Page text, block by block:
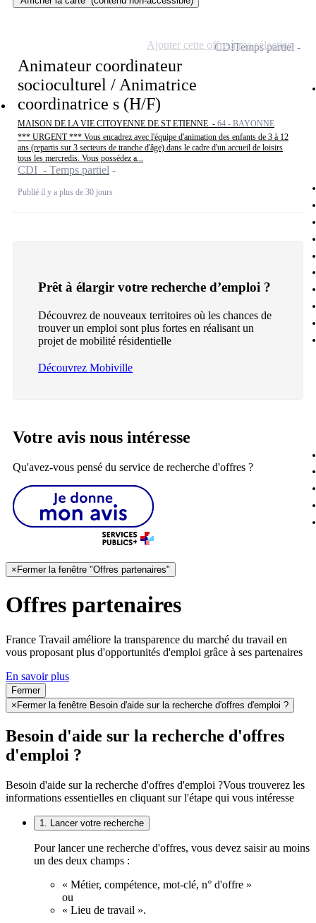
Animateur coordinateur
socioculturel / Animatrice
coordinatrice s (H/F)
MAISON DE LA VIE CITOYENNE DE ST ETIENNE - 64 - BAYONNE
*** URGENT *** Vous encadrez avec l'équipe d'animation des enfants de 3 à 12
ans (repartis sur 3 secteurs de tranche d'âge) dans le cadre d'un accueil de loisirs
tous les mercredis. Vous possédez a...
CDI - Temps partiel
Publié il y a plus de 30 jours
CDITemps partiel
Ajouter cette offre à ma sélection
Prêt à élargir votre recherche d’emploi ?
Découvrez de nouveaux territoires où les chances de
trouver un emploi sont plus fortes en réalisant un
projet de mobilité résidentielle
Découvrez Mobiville
Votre avis nous intéresse
Qu'avez-vous pensé du service de recherche d'offres ?
× Fermer la fenêtre "Offres partenaires"
Offres partenaires
France Travail améliore la transparence du marché du travail en
vous proposant plus d'opportunités d'emploi grâce à ses partenaires
En savoir plus
Fermer
× Fermer la fenêtre Besoin d'aide sur la recherche d'offres d'emploi ?
Besoin d'aide sur la recherche d'offres
d'emploi ?
Besoin d'aide sur la recherche d'offres d'emploi ?Vous trouverez les
informations essentielles en cliquant sur l'étape qui vous intéresse
1. Lancer votre recherche
Pour lancer une recherche d'offres, vous devez saisir au moins
un des deux champs :
« Métier, compétence, mot-clé, n° d'offre »
ou
« Lieu de travail ».